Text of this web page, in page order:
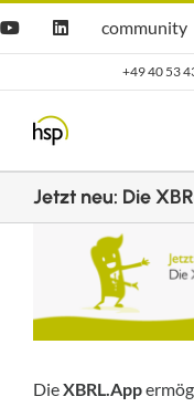
YouTubeLinkedIn
Hsp
community
community
+49 40 53
Jetzt neu: Die
grösseres
DieXBRL.App